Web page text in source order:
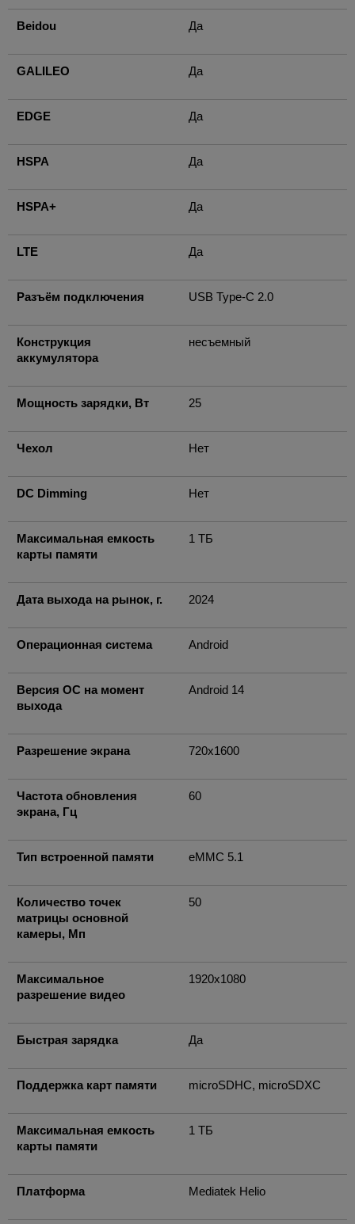
Beidou Да
GALILEO Да
EDGE Да
HSPA Да
HSPA+ Да
LTE Да
Разъём подключения USB Type-C 2.0
Конструкция
аккумулятора
несъемный
Мощность зарядки, Вт 25
Чехол Нет
DC Dimming Нет
Максимальная емкость
карты памяти
1 ТБ
Дата выхода на рынок, г. 2024
Операционная система Android
Версия ОС на момент
выхода
Android 14
Разрешение экрана 720x1600
Частота обновления
экрана, Гц
60
Тип встроенной памяти eMMC 5.1
Количество точек
матрицы основной
камеры, Мп
50
Максимальное
разрешение видео
1920x1080
Быстрая зарядка Да
Поддержка карт памяти microSDHC, microSDXC
Максимальная емкость
карты памяти
1 ТБ
Платформа Mediatek Helio